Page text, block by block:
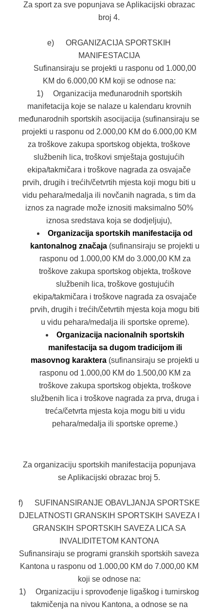
Za sport za sve popunjava se Aplikacijski obrazac
broj 4.
e) ORGANIZACIJA SPORTSKIH
MANIFESTACIJA
Sufinansiraju se projekti u rasponu od 1.000,00
KM do 6.000,00 KM koji se odnose na:
1) Organizacija međunarodnih sportskih
manifetacija koje se nalaze u kalendaru krovnih
međunarodnih sportskih asocijacija (sufinansiraju se
projekti u rasponu od 2.000,00 KM do 6.000,00 KM
za troškove zakupa sportskog objekta, troškove
službenih lica, troškovi smještaja gostujućih
ekipa/takmičara i troškove nagrada za osvajače
prvih, drugih i trećih/četvrtih mjesta koji mogu biti u
vidu pehara/medalja ili novčanih nagrada, s tim da
iznos za nagrade može iznositi maksimalno 50%
iznosa sredstava koja se dodjeljuju),
Organizacija sportskih manifestacija od
kantonalnog značaja (sufinansiraju se projekti u
rasponu od 1.000,00 KM do 3.000,00 KM za
troškove zakupa sportskog objekta, troškove
službenih lica, troškove gostujućih
ekipa/takmičara i troškove nagrada za osvajače
prvih, drugih i trećih/četvrtih mjesta koja mogu biti
u vidu pehara/medalja ili sportske opreme).
Organizacija nacionalnih sportskih
manifestacija sa dugom tradicijom ili
masovnog karaktera (sufinansiraju se projekti u
rasponu od 1.000,00 KM do 1.500,00 KM za
troškove zakupa sportskog objekta, troškove
službenih lica i troškove nagrada za prva, druga i
treća/četvrta mjesta koja mogu biti u vidu
pehara/medalja ili sportske opreme.)
Za organizaciju sportskih manifestacija popunjava
se Aplikacijski obrazac broj 5.
f) SUFINANSIRANJE OBAVLJANJA SPORTSKE
DJELATNOSTI GRANSKIH SPORTSKIH SAVEZA I
GRANSKIH SPORTSKIH SAVEZA LICA SA
INVALIDITETOM KANTONA
Sufinansiraju se programi granskih sportskih saveza
Kantona u rasponu od 1.000,00 KM do 7.000,00 KM
koji se odnose na:
1) Organizaciju i sprovođenje ligaškog i turnirskog
takmičenja na nivou Kantona, a odnose se na